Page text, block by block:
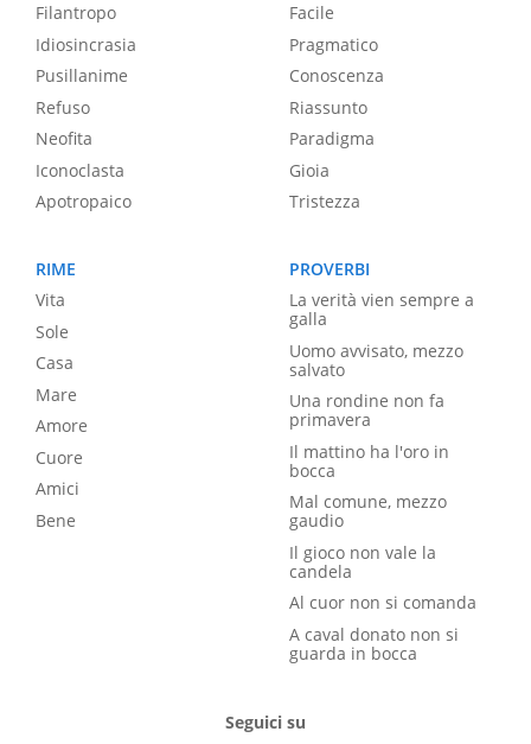
Filantropo
Idiosincrasia
Pusillanime
Refuso
Neofita
Iconoclasta
Apotropaico
Facile
Pragmatico
Conoscenza
Riassunto
Paradigma
Gioia
Tristezza
RIME
Vita
Sole
Casa
Mare
Amore
Cuore
Amici
Bene
PROVERBI
La verità vien sempre a
galla
Uomo avvisato, mezzo
salvato
Una rondine non fa
primavera
Il mattino ha l'oro in
bocca
Mal comune, mezzo
gaudio
Il gioco non vale la
candela
Al cuor non si comanda
A caval donato non si
guarda in bocca
Seguici su